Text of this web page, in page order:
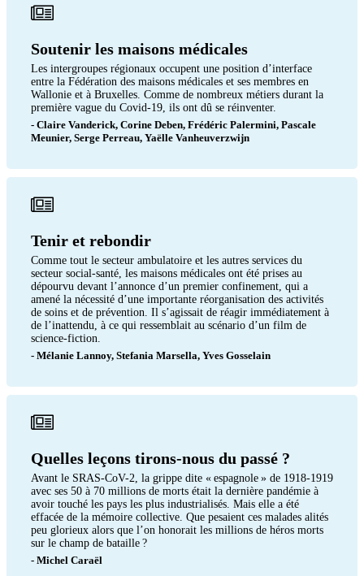
Soutenir les maisons médicales
Les intergroupes régionaux occupent une position d’interface
entre la Fédération des maisons médicales et ses membres en
Wallonie et à Bruxelles. Comme de nombreux métiers durant la
première vague du Covid-19, ils ont dû se réinventer.
- Claire Vanderick, Corine Deben, Frédéric Palermini, Pascale
Meunier, Serge Perreau, Yaëlle Vanheuverzwijn
Tenir et rebondir
Comme tout le secteur ambulatoire et les autres services du
secteur social-santé, les maisons médicales ont été prises au
dépourvu devant l’annonce d’un premier confinement, qui a
amené la nécessité d’une importante réorganisation des activités
de soins et de prévention. Il s’agissait de réagir immédiatement à
de l’inattendu, à ce qui ressemblait au scénario d’un film de
science-fiction.
- Mélanie Lannoy, Stefania Marsella, Yves Gosselain
Quelles leçons tirons-nous du passé ?
Avant le SRAS-CoV-2, la grippe dite « espagnole » de 1918-1919
avec ses 50 à 70 millions de morts était la dernière pandémie à
avoir touché les pays les plus industrialisés. Mais elle a été
effacée de la mémoire collective. Que pesaient ces malades alités
peu glorieux alors que l’on honorait les millions de héros morts
sur le champ de bataille ?
- Michel Caraël